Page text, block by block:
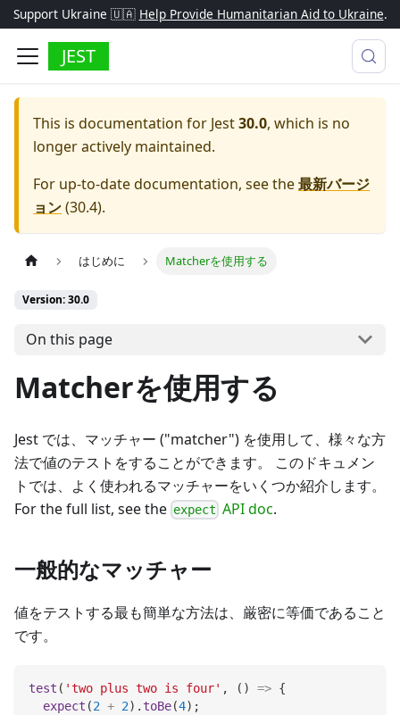
Support Ukraine 🇺🇦 Help Provide Humanitarian Aid to Ukraine.
JEST
This is documentation for Jest30.0, which is no
longer actively maintained.
For up-to-date documentation, see the最新バージ
ョン(30.4).
はじめに Matcherを使用する
Version: 30.0
On this page
Matcherを使用する
Jest では、マッチャー ("matcher") を使用して、様々な方
法で値のテストをすることができます。 このドキュメン
トでは、よく使われるマッチャーをいくつか紹介します。
For the full list, see the expect API doc.
一般的なマッチャー
値をテストする最も簡単な方法は、厳密に等価であること
です。
test ( 'two plus two is four' , ( ) => {
expect (2 + 2) . toBe(4) ;